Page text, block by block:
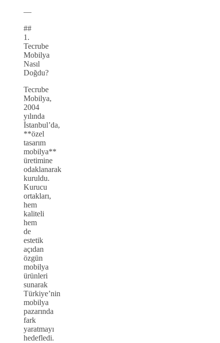
—
##
1.
Tecrube
Mobilya
Nasıl
Doğdu?
Tecrube
Mobilya,
2004
yılında
İstanbul’da,
**özel
tasarım
mobilya**
üretimine
odaklanarak
kuruldu.
Kurucu
ortakları,
hem
kaliteli
hem
de
estetik
açıdan
özgün
mobilya
ürünleri
sunarak
Türkiye’nin
mobilya
pazarında
fark
yaratmayı
hedefledi.